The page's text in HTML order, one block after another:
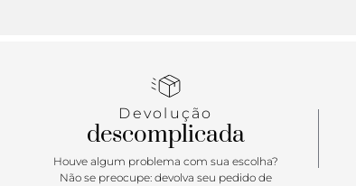
Devolução
descomplicada
Houve algum problema com sua escolha?
Não se preocupe: devolva seu pedido de